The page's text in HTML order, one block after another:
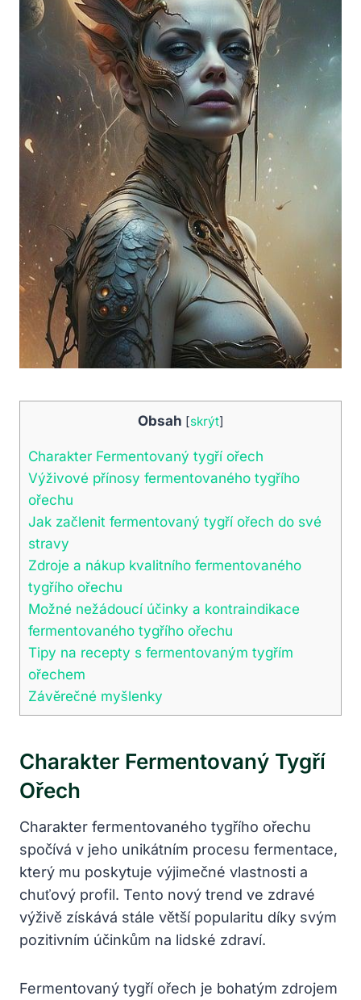
Obsah [skrýt]
Charakter Fermentovaný tygří ořech
Výživové přínosy fermentovaného tygřího
ořechu
Jak začlenit fermentovaný tygří ořech do své
stravy
Zdroje a nákup kvalitního fermentovaného
tygřího ořechu
Možné nežádoucí účinky a kontraindikace
fermentovaného tygřího ořechu
Tipy na recepty s fermentovaným tygřím
ořechem
Závěrečné myšlenky
Charakter Fermentovaný Tygří
Ořech
Charakter fermentovaného tygřího ořechu
spočívá v jeho unikátním procesu fermentace,
který mu poskytuje výjimečné vlastnosti a
chuťový profil. Tento nový trend ve zdravé
výživě získává stále větší popularitu díky svým
pozitivním účinkům na lidské zdraví.
Fermentovaný tygří ořech je bohatým zdrojem